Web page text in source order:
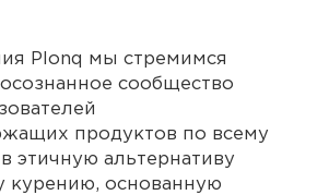
Plonq мы стремимся
сообщество
продуктов по всему
этичную альтернативу
курению, основанную